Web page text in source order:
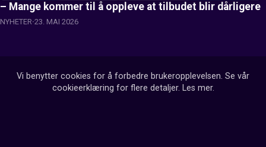
– Mange kommer til å oppleve at tilbudet blir dårligere
NYHETER 23. MAI 2026
Vi benytter cookies for å forbedre brukeropplevelsen. Se vår
cookieerklæring for flere detaljer. Les mer.